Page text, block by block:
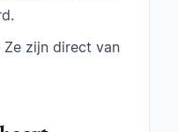
Ze zijn direct van